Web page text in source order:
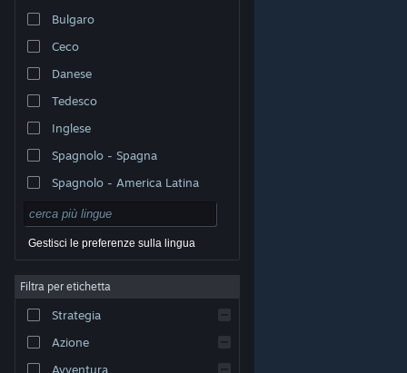
appartengono ai rispettivi proprietari negli Stati Uniti e
legali|
Steam| Rimborsi|
Bulgaro
Ceco
Danese
Tedesco
Inglese
Spagnolo - Spagna
Spagnolo - America Latina
Gestisci le preferenze sulla lingua
Filtra per etichetta
Strategia
Azione
Avventura